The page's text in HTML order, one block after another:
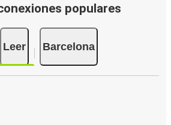
populares
Leer Barcelona